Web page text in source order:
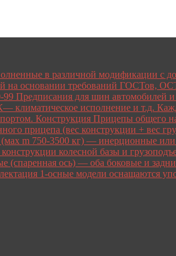
в различной модификации с
на основании требований ГОСТов,
Предписания для шин
климатическое исполнение и т.д.
Конструкция Прицепы общего
прицепа (вес конструкции + вес
m 750-3500 кг) — инерционные
колесной базы и
(спаренная ось) — оба боковые и
1-осные модели оснащаются